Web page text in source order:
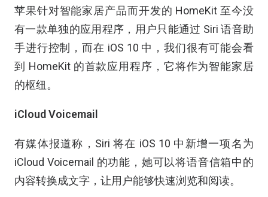
苹果针对智能家居产品而开发的 HomeKit 至今没
有一款单独的应用程序，用户只能通过 Siri 语音助
手进行控制，而在 iOS 10 中，我们很有可能会看
到 HomeKit 的首款应用程序，它将作为智能家居
的枢纽。
iCloud Voicemail
有媒体报道称，Siri 将在 iOS 10 中新增一项名为
iCloud Voicemail 的功能，她可以将语音信箱中的
内容转换成文字，让用户能够快速浏览和阅读。